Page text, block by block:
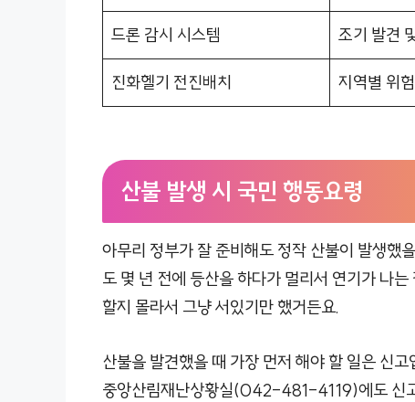
드론 감시 시스템 조기 발견
진화헬기 전진배치 지역별 위
산불 발생 시 국민 행동요령
아무리 정부가 잘 준비해도 정작 산불이 발생했
도 몇 년 전에 등산을 하다가 멀리서 연기가 나
할지 몰라서 그냥 서있기만 했거든요.
산불을 발견했을 때 가장 먼저 해야 할 일은 신
중앙산림재난상황실(042-481-4119)에도 신고